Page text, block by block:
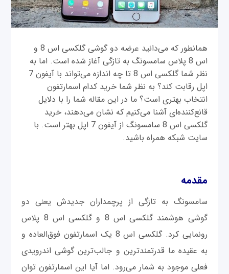
همانطور که می‌دانید عرضه دو گوشی گلکسی اس 8 و
اس 8 پلاس سامسونگ به تازگی آغاز شده است. اما به
نظر شما گلکسی اس 8 تا چه اندازه می‌تواند با آیفون 7
اپل رقابت کند؟ به نظر شما خرید کدام اسمارتفون
انتخاب بهتری است؟ ما در این مقاله شما را با دلایل
قانع‌کننده‌ای آشنا می‌کنیم که نشان می‌دهند، خرید
گلکسی اس 8 سامسونگ از آیفون 7 اپل بهتر است. با
سایت شبکه همراه باشید.
مقدمه‌
سامسونگ به تازگی از پرچمداران جدیدش یعنی دو
گوشی هوشمند گلکسی اس 8 و گلکسی اس 8 پلاس
رونمایی کرد. گلکسی اس 8 یک اسمارتفون فوق‌العاده و
به عقیده ما قدرتمندترین و جالب‌ترین گوشی اندرویدی
فعلی موجود به شمار می‌رود. اما آیا این اسمارتفون توان